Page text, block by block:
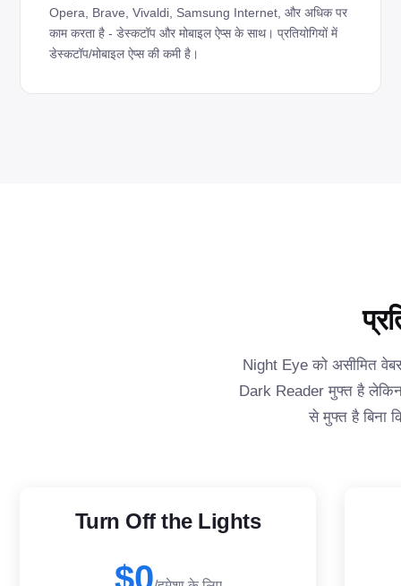
Opera, Brave, Vivaldi, Samsung Internet, और अधिक पर
काम करता है - डेस्कटॉप और मोबाइल ऐप्स के साथ। प्रतियोगियों में
डेस्कटॉप/मोबाइल ऐप्स की कमी है।
Night Eye को असीमित
Dark Reader मुफ्त है लेकिन
से मुफ्त है बिना
Turn Off the Lights
$0